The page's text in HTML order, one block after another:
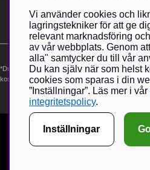
postadress
*Du kan även få erbjudanden och nyheter från
kostnadsfri och kan avslutas när som helst.
Vi använder cookies och
lagringstekniker för att ge
relevant marknadsföring
av vår webbplats. Genom
alla" samtycker du till vår
Du kan själv när som helst
cookies som sparas i din
”Inställningar”. Läs mer i vår
integritetspolicy.
Inställningar